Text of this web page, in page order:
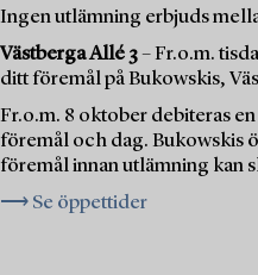
Ingen utlämning erbjuds
Västberga Allé 3– Fr.o.m.
ditt föremål på Bukowskis,
Fr.o.m. 8 oktober debiteras
föremål och dag. Bukowskis
föremål innan utlämning kan
⟶ Se öppettider